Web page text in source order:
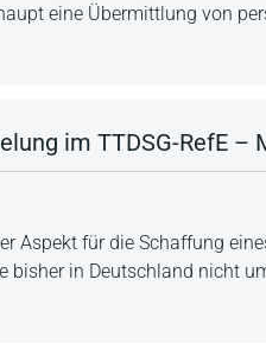
eine Übermittlung von
im TTDSG-RefE –
Aspekt für die Schaffung
bisher in Deutschland nicht